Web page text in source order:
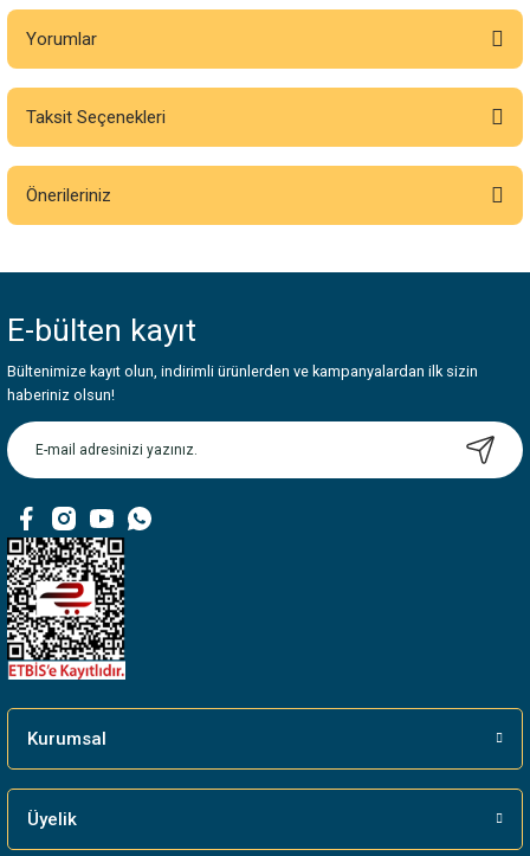
Yorumlar
Bu ürüne ilk yorumu siz yapın!
Taksit Seçenekleri
Önerileriniz
Görüş ve önerileriniz için teşekkür ederiz.
Ürün resmi kalitesiz, bozuk veya görüntülenemiyor.
Ürün açıklamasında eksik bilgiler bulunuyor.
Ürün bilgilerinde hatalar bulunuyor.
Bu ürüne benzer farklı alternatifler olmalı.
E-bülten kayıt
Bültenimize kayıt olun, indirimli ürünlerden ve kampanyalardan ilk sizin
haberiniz olsun!
Kurumsal
Üyelik